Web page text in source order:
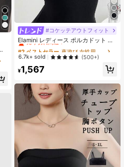
#コケッテアウトフィット
Elamini レディース ポルカドット パ
ッチワーク レーストリム 配色 ウエ
スト ショートスリーブ トップス 夏
用
#2 ベストセラー
夜遊び 女性用ブラウス
売り切れ間近！
#2 ベストセラー
売り切れ間近！
#2 ベストセラー
売り切れ間近！
#2 ベストセラー
売り切れ間近！
6.7k+ sold (500+)
¥1,567